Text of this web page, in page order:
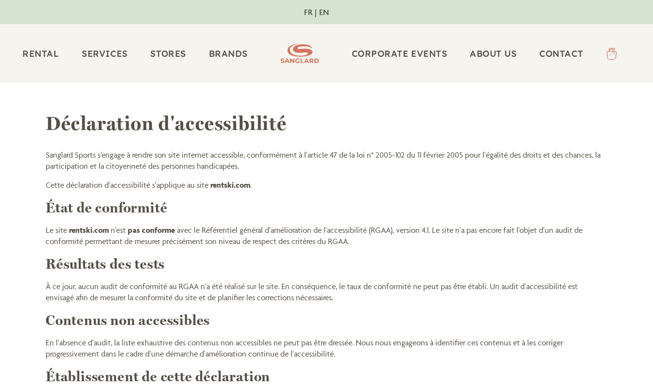
FR EN
RENTAL SERVICES STORES BRANDS CORPORATE EVENTS ABOUT US CONTACT
Déclaration d'accessibilité
Sanglard Sports s'engage à rendre son site internet accessible, conformément à l'article 47 de la loi n° 2005-102 du 11 février 2005 pour l'égalité des droits et des chances, la
participation et la citoyenneté des personnes handicapées.
Cette déclaration d'accessibilité s'applique au siterentski.com.
État de conformité
Le siterentski.com n'estpas conforme avec le Référentiel général d'amélioration de l'accessibilité (RGAA), version 4.1. Le site n'a pas encore fait l'objet d'un audit de
conformité permettant de mesurer précisément son niveau de respect des critères du RGAA.
Résultats des tests
À ce jour, aucun audit de conformité au RGAA n'a été réalisé sur le site. En conséquence, le taux de conformité ne peut pas être établi. Un audit d'accessibilité est
envisagé afin de mesurer la conformité du site et de planifier les corrections nécessaires.
Contenus non accessibles
En l'absence d'audit, la liste exhaustive des contenus non accessibles ne peut pas être dressée. Nous nous engageons à identifier ces contenus et à les corriger
progressivement dans le cadre d'une démarche d'amélioration continue de l'accessibilité.
Établissement de cette déclaration